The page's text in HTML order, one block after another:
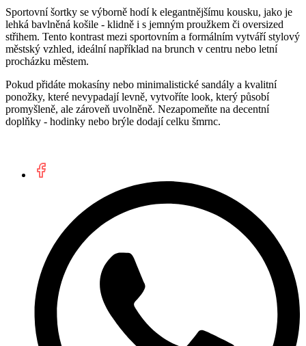
Sportovní šortky se výborně hodí k elegantnějšímu kousku, jako je
lehká bavlněná košile - klidně i s jemným proužkem či oversized
střihem. Tento kontrast mezi sportovním a formálním vytváří stylový
městský vzhled, ideální například na brunch v centru nebo letní
procházku městem.
Pokud přidáte mokasíny nebo minimalistické sandály a kvalitní
ponožky, které nevypadají levně, vytvoříte look, který působí
promyšleně, ale zároveň uvolněně. Nezapomeňte na decentní
doplňky - hodinky nebo brýle dodají celku šmrnc.